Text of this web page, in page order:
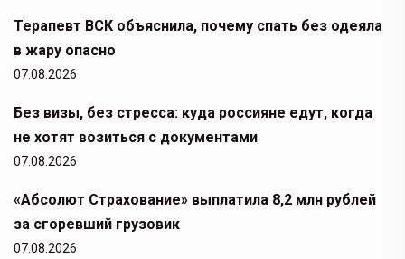
Терапевт ВСК объяснила, почему спать без одеяла
в жару опасно
07.08.2026
Без визы, без стресса: куда россияне едут, когда
не хотят возиться с документами
07.08.2026
«Абсолют Страхование» выплатила 8,2 млн рублей
за сгоревший грузовик
07.08.2026